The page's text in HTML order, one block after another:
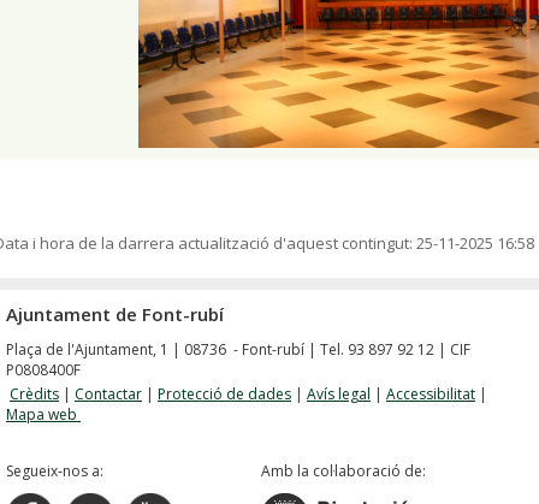
i hora de la darrera actualització d'aquest contingut: 25-11-2025 16:58
Ajuntament de Font-rubí
Plaça de l'Ajuntament, 1 | 08736 - Font-rubí | Tel. 93 897 92 12 | CIF
P0808400F
Crèdits | Contactar | Protecció de dades | Avís legal | Accessibilitat |
Mapa web
Segueix-nos a: Amb la col·laboració de: